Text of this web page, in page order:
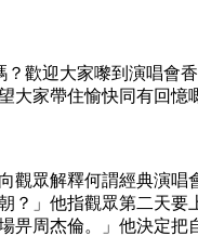
歡迎大家嚟到演唱
家帶住愉快同有回憶
眾解釋何謂經典演
」他指觀眾第二天
周杰倫。」他決定把